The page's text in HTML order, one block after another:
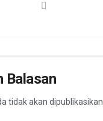
Balasan
tidak akan dipublikasikan.